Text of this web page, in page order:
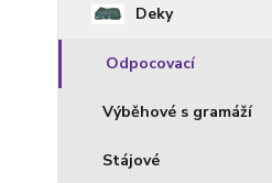
Deky
Odpocovací
Výběhové s gramáží
Stájové